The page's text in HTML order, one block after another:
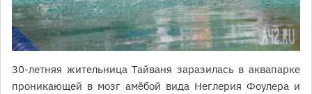
30-летняя жительница Тайваня заразилась в аквапарке
проникающей в мозг амёбой вида Неглерия Фоулера и